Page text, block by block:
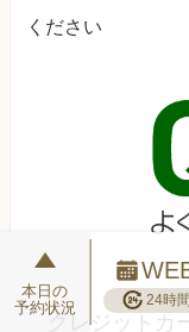
ください
クレジットカ
本日の
予約状況
24時